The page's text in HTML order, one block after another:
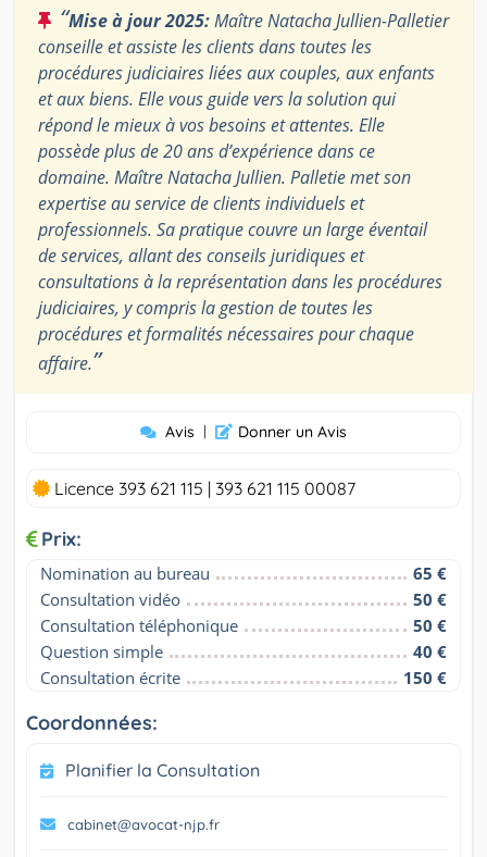
“Mise à jour 2025:Maître Natacha Jullien-Palletier
conseille et assiste les clients dans toutes les
procédures judiciaires liées aux couples, aux enfants
et aux biens. Elle vous guide vers la solution qui
répond le mieux à vos besoins et attentes. Elle
possède plus de 20 ans d’expérience dans ce
domaine. Maître Natacha Jullien. Palletie met son
expertise au service de clients individuels et
professionnels. Sa pratique couvre un large éventail
de services, allant des conseils juridiques et
consultations à la représentation dans les procédures
judiciaires, y compris la gestion de toutes les
procédures et formalités nécessaires pour chaque
affaire.”
Avis | Donner un Avis
Licence 393 621 115 | 393 621 115 00087
Prix:
Nomination au bureau
65 €
Consultation vidéo
50 €
Consultation téléphonique
50 €
Question simple
40 €
Consultation écrite
150 €
Coordonnées:
Planifier la Consultation
cabinet@avocat-njp.fr